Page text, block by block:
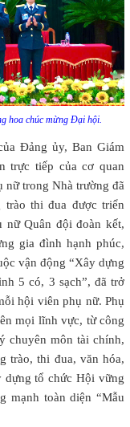
hoa chúc mừng Đại hội.
Đảng ủy, Ban Giám
trực tiếp của cơ quan
nữ trong Nhà trường đã
trào thi đua được triển
nữ Quân đội đoàn kết,
gia đình hạnh phúc,
vận động “Xây dựng
5 có, 3 sạch”, đã trở
hội viên phụ nữ. Phụ
mọi lĩnh vực, từ công
chuyên môn tài chính,
trào, thi đua, văn hóa,
tổ chức Hội vững
mạnh toàn diện “Mẫu